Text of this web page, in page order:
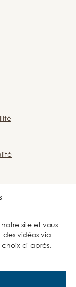
site et vous
des vidéos via
ci-après.
PEP Grand Oise
des PEP Grand
Instagram des
Page Youtube